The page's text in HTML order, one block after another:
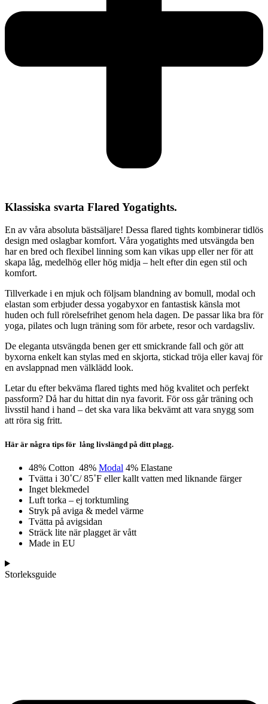
Klassiska svarta Flared Yogatights.
En av våra absoluta bästsäljare! Dessa flared tights kombinerar tidlös
design med oslagbar komfort. Våra yogatights med utsvängda ben
har en bred och flexibel linning som kan vikas upp eller ner för att
skapa låg, medelhög eller hög midja – helt efter din egen stil och
komfort.
Tillverkade i en mjuk och följsam blandning av bomull, modal och
elastan som erbjuder dessa yogabyxor en fantastisk känsla mot
huden och full rörelsefrihet genom hela dagen. De passar lika bra för
yoga, pilates och lugn träning som för arbete, resor och vardagsliv.
De eleganta utsvängda benen ger ett smickrande fall och gör att
byxorna enkelt kan stylas med en skjorta, stickad tröja eller kavaj för
en avslappnad men välklädd look.
Letar du efter bekväma flared tights med hög kvalitet och perfekt
passform? Då har du hittat din nya favorit. För oss går träning och
livsstil hand i hand – det ska vara lika bekvämt att vara snygg som
att röra sig fritt.
Här är några tips för lång livslängd på ditt plagg.
48% Cotton 48% Modal 4% Elastane
Tvätta i 30˚C/ 85˚F eller kallt vatten med liknande färger
Inget blekmedel
Luft torka – ej torktumling
Stryk på aviga & medel värme
Tvätta på avigsidan
Sträck lite när plagget är vått
Made in EU
Storleksguide